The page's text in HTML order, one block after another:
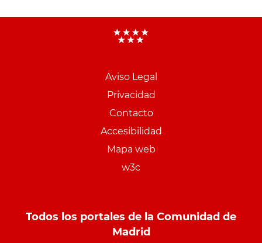
Aviso Legal
Privacidad
Contacto
Accesibilidad
Mapa web
w3c
Todos los portales de la Comunidad de
Madrid